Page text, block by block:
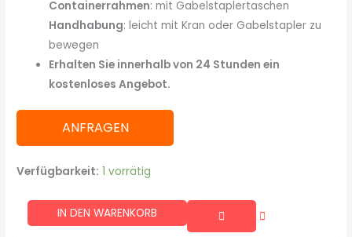
Containerrahmen: mit Gabelstaplertaschen
Handhabung: leicht mit Kran oder Gabelstapler zu
bewegen
Erhalten Sie innerhalb von 24 Stunden ein
kostenloses Angebot.
ANFRAGEN
Verfügbarkeit: 1 vorrätig
IN DEN WARENKORB